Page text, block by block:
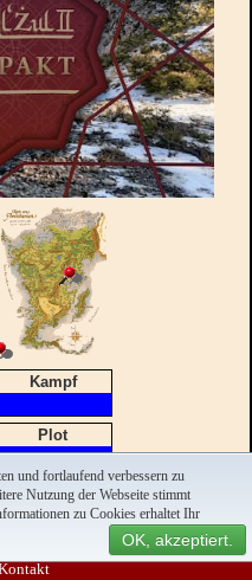
und fortlaufend verbessern zu
Nutzung der Webseite stimmt
zu Cookies erhaltet Ihr
OK, akzeptiert.
Kampf
Plot
Kathi
gaudium.at